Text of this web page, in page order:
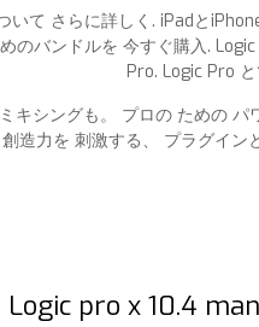
いて さらに詳しく. iPadと
のバンドルを 今すぐ購入.
Pro. Logic Pro
キシングも。 プロの ための
造力を 刺激する、 プラグイ
Logic pro x 10.4